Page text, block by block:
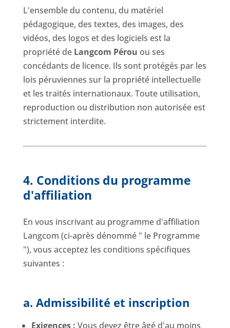
L'ensemble du contenu, du matériel
pédagogique, des textes, des images, des
vidéos, des logos et des logiciels est la
propriété de Langcom Pérou ou ses
concédants de licence. Ils sont protégés par les
lois péruviennes sur la propriété intellectuelle
et les traités internationaux. Toute utilisation,
reproduction ou distribution non autorisée est
strictement interdite.
4. Conditions du programme
d'affiliation
En vous inscrivant au programme d'affiliation
Langcom (ci-après dénommé " le Programme
"), vous acceptez les conditions spécifiques
suivantes :
a. Admissibilité et inscription
Exigences : Vous devez être âgé d'au moins